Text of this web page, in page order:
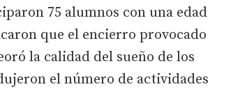
75 alumnos con una edad
que el encierro provocado
la calidad del sueño de los
el número de actividades